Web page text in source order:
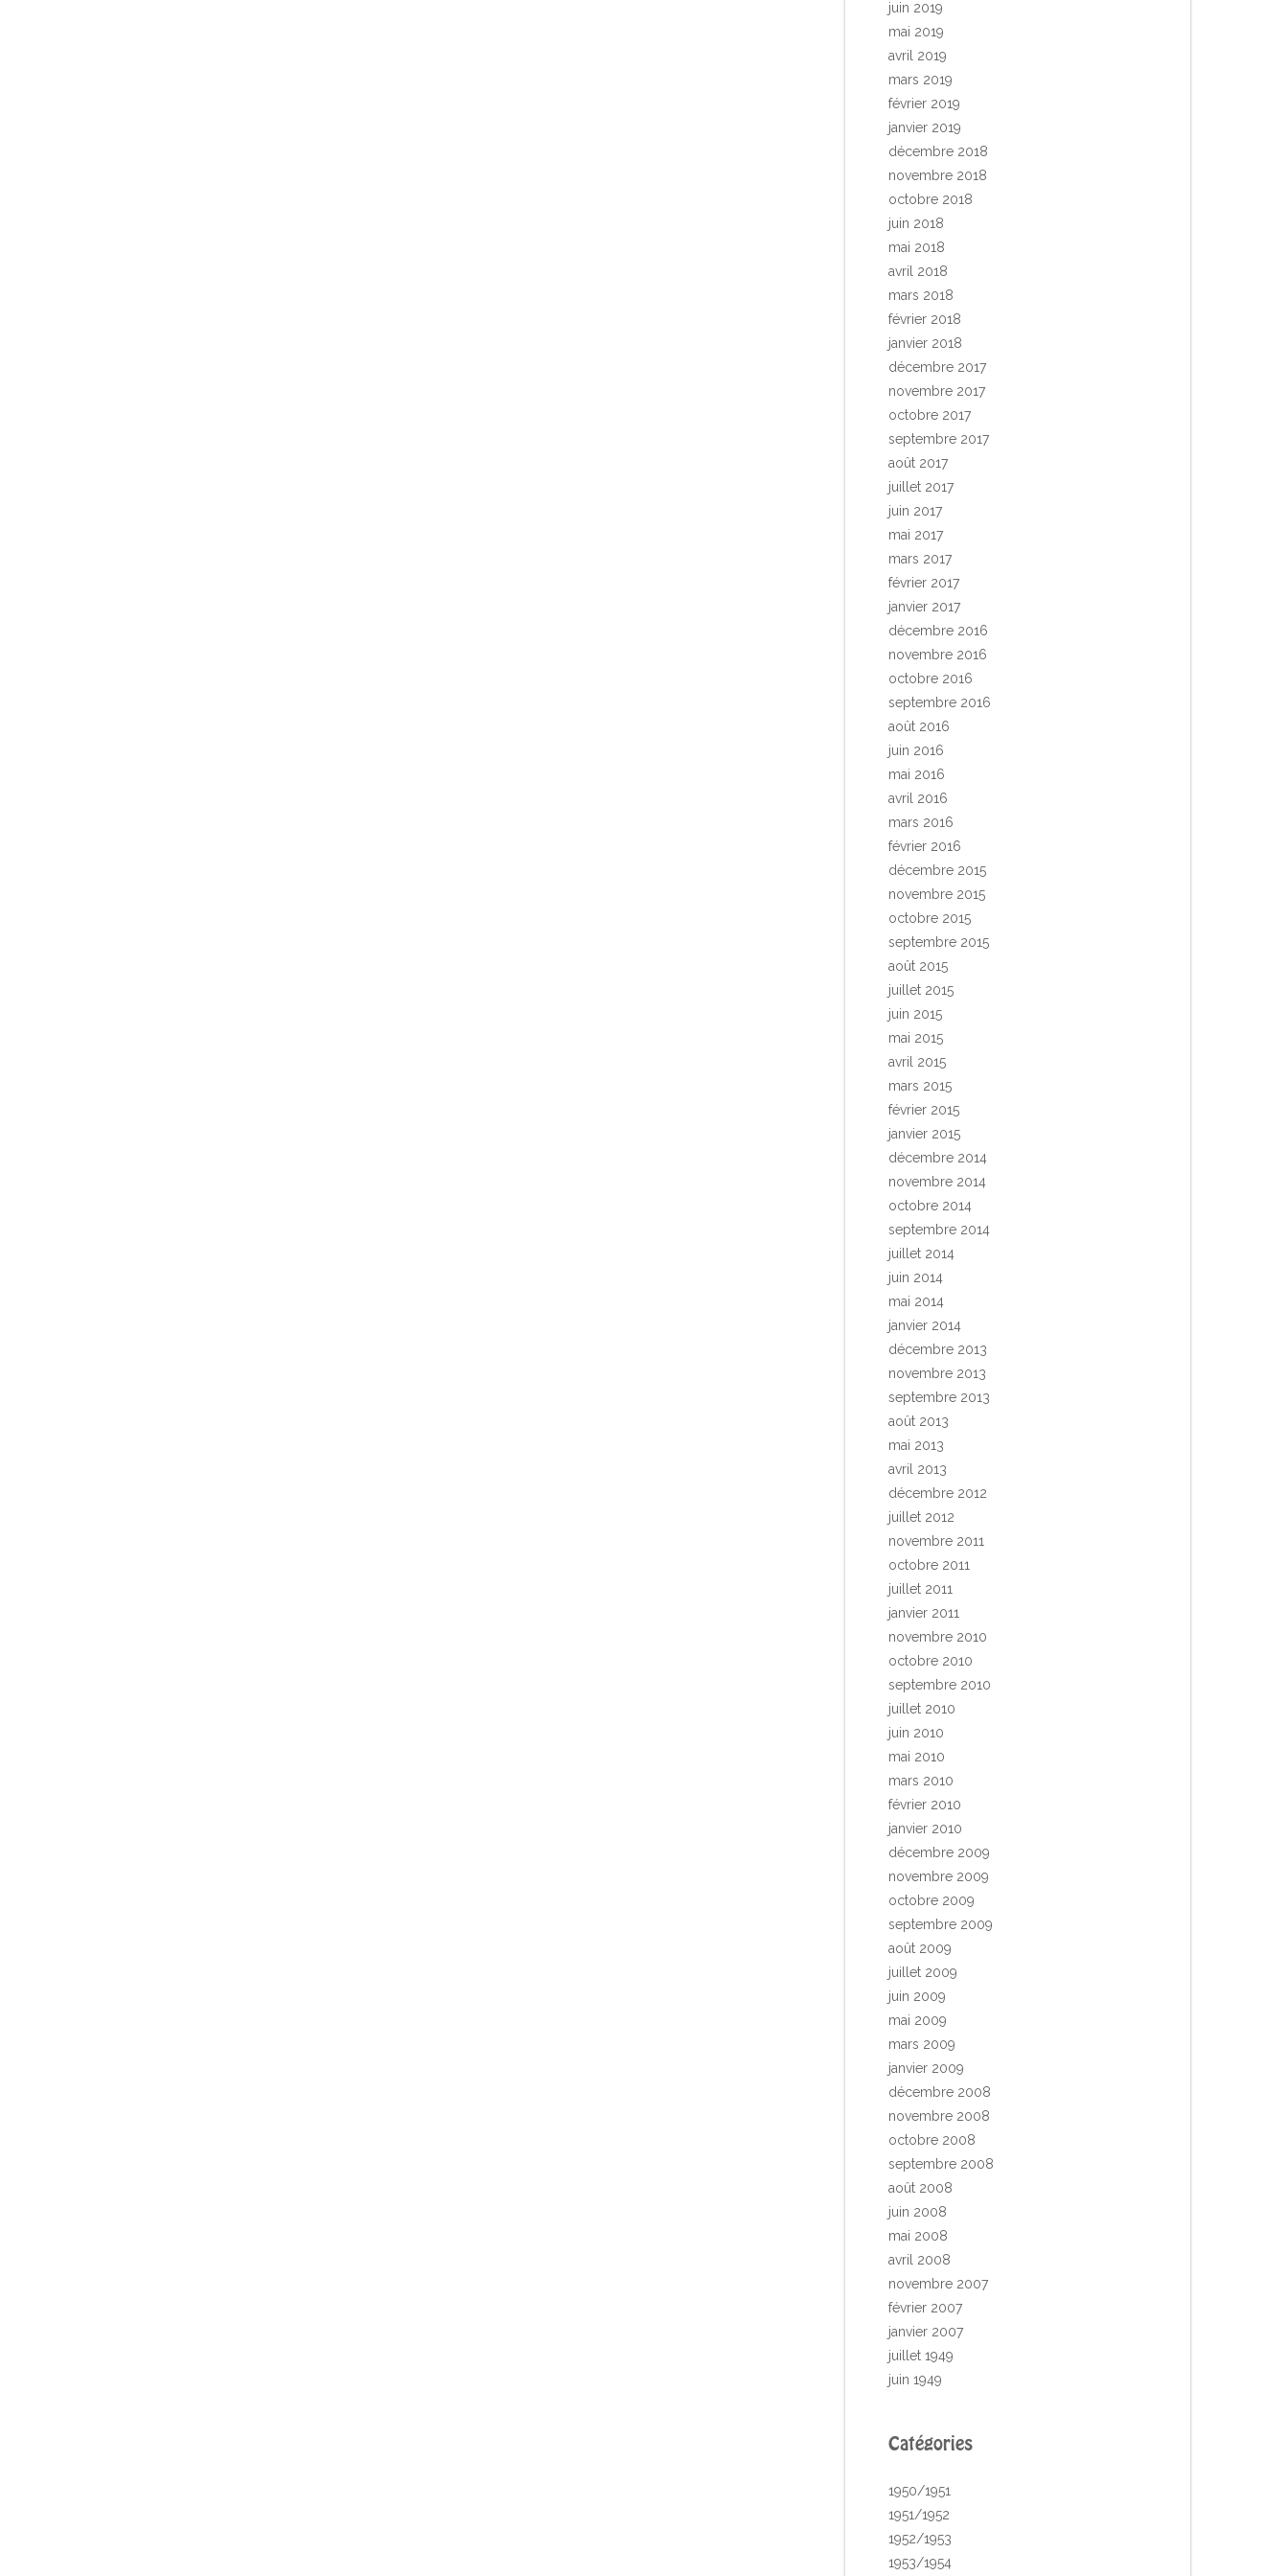
juin 2019
mai 2019
avril 2019
mars 2019
février 2019
janvier 2019
décembre 2018
novembre 2018
octobre 2018
juin 2018
mai 2018
avril 2018
mars 2018
février 2018
janvier 2018
décembre 2017
novembre 2017
octobre 2017
septembre 2017
août 2017
juillet 2017
juin 2017
mai 2017
mars 2017
février 2017
janvier 2017
décembre 2016
novembre 2016
octobre 2016
septembre 2016
août 2016
juin 2016
mai 2016
avril 2016
mars 2016
février 2016
décembre 2015
novembre 2015
octobre 2015
septembre 2015
août 2015
juillet 2015
juin 2015
mai 2015
avril 2015
mars 2015
février 2015
janvier 2015
décembre 2014
novembre 2014
octobre 2014
septembre 2014
juillet 2014
juin 2014
mai 2014
janvier 2014
décembre 2013
novembre 2013
septembre 2013
août 2013
mai 2013
avril 2013
décembre 2012
juillet 2012
novembre 2011
octobre 2011
juillet 2011
janvier 2011
novembre 2010
octobre 2010
septembre 2010
juillet 2010
juin 2010
mai 2010
mars 2010
février 2010
janvier 2010
décembre 2009
novembre 2009
octobre 2009
septembre 2009
août 2009
juillet 2009
juin 2009
mai 2009
mars 2009
janvier 2009
décembre 2008
novembre 2008
octobre 2008
septembre 2008
août 2008
juin 2008
mai 2008
avril 2008
novembre 2007
février 2007
janvier 2007
juillet 1949
juin 1949
Catégories
1950/1951
1951/1952
1952/1953
1953/1954